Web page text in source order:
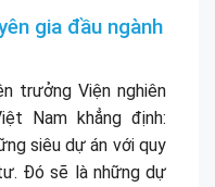
gia đầu ngành
trưởng Viện nghiên
Nam khẳng định:
siêu dự án với quy
Đó sẽ là những dự